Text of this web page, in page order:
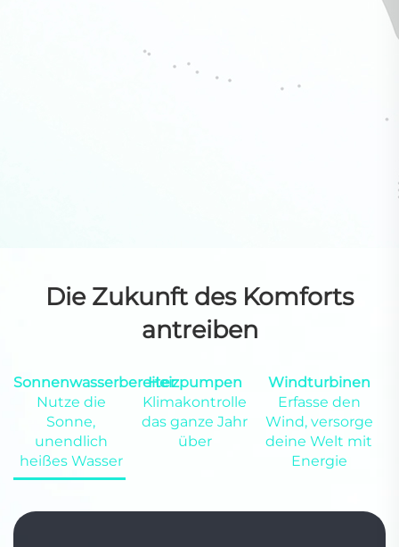
Die Zukunft des Komforts
antreiben
Sonnenwasserbereiter
Nutze die
Sonne,
unendlich
heißes Wasser
Heizpumpen
Klimakontrolle
das ganze Jahr
über
Windturbinen
Erfasse den
Wind, versorge
deine Welt mit
Energie